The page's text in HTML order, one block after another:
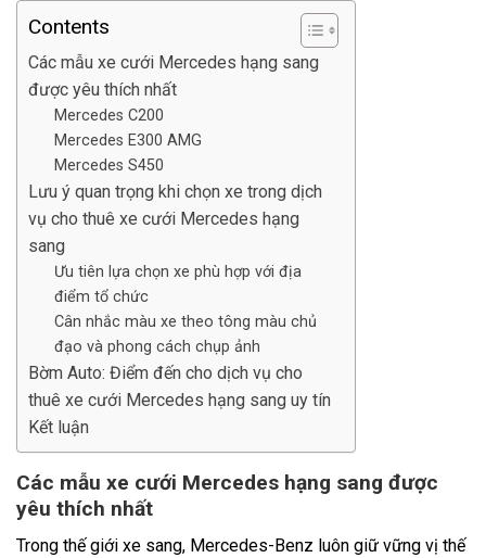
Contents
Các mẫu xe cưới Mercedes hạng sang
được yêu thích nhất
Mercedes C200
Mercedes E300 AMG
Mercedes S450
Lưu ý quan trọng khi chọn xe trong dịch
vụ cho thuê xe cưới Mercedes hạng
sang
Ưu tiên lựa chọn xe phù hợp với địa
điểm tổ chức
Cân nhắc màu xe theo tông màu chủ
đạo và phong cách chụp ảnh
Bờm Auto: Điểm đến cho dịch vụ cho
thuê xe cưới Mercedes hạng sang uy tín
Kết luận
Các mẫu xe cưới Mercedes hạng sang được
yêu thích nhất
Trong thế giới xe sang, Mercedes-Benz luôn giữ vững vị thế